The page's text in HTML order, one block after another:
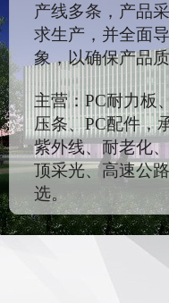
产线多条，产品
求生产，并全面
象，以确保产品
主营：PC耐力板
压条、PC配件，
紫外线、耐老化
顶采光、高速公
选。